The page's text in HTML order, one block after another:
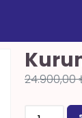
24.900,00